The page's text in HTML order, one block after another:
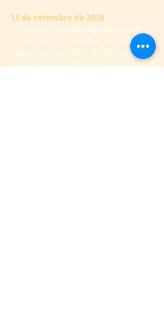
13 de setembro de 2018
“O nome Vi-nayaka significa que Ele é
o Seu próprio mestre. Ele não tem
mestre acima dEle, e não depende
de ninguém. Vinayaka é também